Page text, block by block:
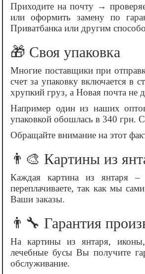
Приходите на почту →
или оформить замену по
Приватбанка или другим
🎁 Своя упаковка
Многие поставщики при
счет за упаковку включается в
хрупкий груз, а Новая почта не
Например один из наших
упаковкой обошлась в 340 грн.
Обращайте внимание на этот
👨‍🎨 Картины из
Каждая картина из янтаря
переплачиваете, так как мы
Ваши заказы.
👨‍🔧 Гарантия
На картины из янтаря,
лечебные бусы Вы получите
обслуживание.